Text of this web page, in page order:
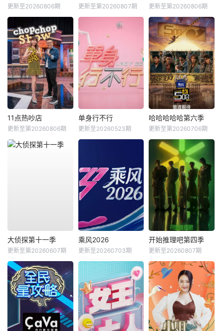
更新至20260806期 更新至第20260807期 更新至第20260806期
11点热吵店
更新至第20260806期
单身行不行
更新至20260523期
哈哈哈哈哈第六季
更新至第20260706期
大侦探第十一季
更新至第20260607期
乘风2026
更新至20260703期
开始推理吧第四季
更新至20260807期